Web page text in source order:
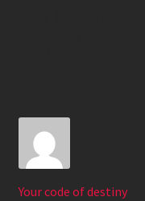
Your code of destiny